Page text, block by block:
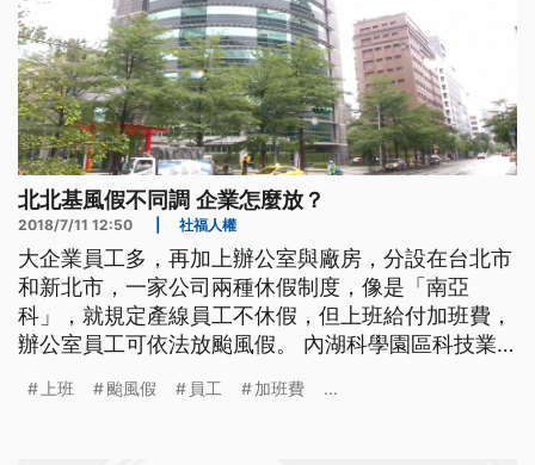
北北基風假不同調 企業怎麼放？
2018/7/11 12:50 社福人權
大企業員工多，再加上辦公室與廠房，分設在台北市
和新北市，一家公司兩種休假制度，像是「南亞
科」，就規定產線員工不休假，但上班給付加班費，
辦公室員工可依法放颱風假。 內湖科學園區科技業
做好，看能不能早一點回家。」真的好無奈，同公司
上班 颱風假 員工 加班費 ...